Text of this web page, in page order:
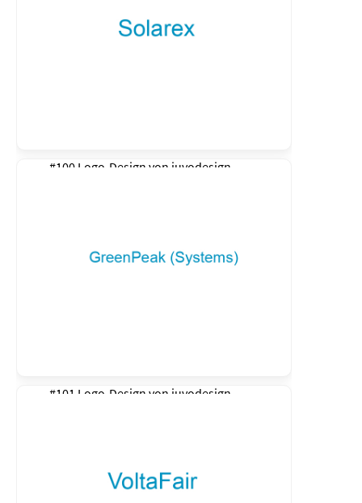
#100 Logo-Design von juvodesign
#101 Logo-Design von juvodesign